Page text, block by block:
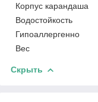
Корпус карандаша
Водостойкость
Гипоаллергенно
Вес
Скрыть